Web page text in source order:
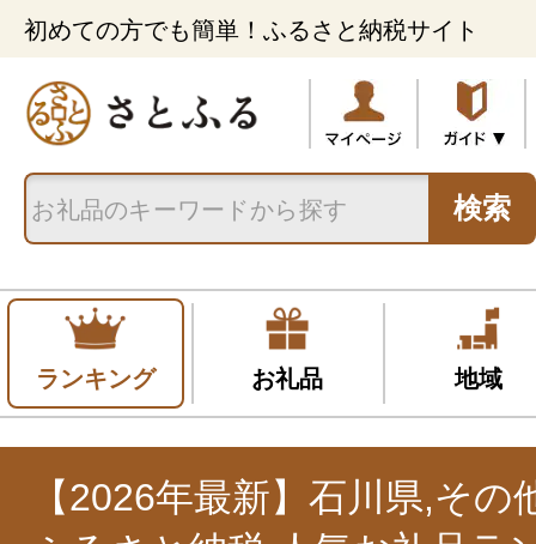
初めての方でも簡単！ふるさと納税サイト
検索
ランキング お礼品 地域
【2026年最新】石川県,その